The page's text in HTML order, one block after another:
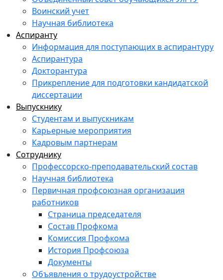
Воинский учет
Научная библиотека
Аспиранту
Информация для поступающих в аспирантуру
Аспирантура
Докторантура
Прикрепление для подготовки кандидатской
диссертации
Выпускнику
Студентам и выпускникам
Карьерные мероприятия
Кадровым партнерам
Сотруднику
Профессорско-преподавательский состав
Научная библиотека
Первичная профсоюзная организация
работников
Страница председателя
Состав Профкома
Комиссия Профкома
История Профсоюза
Документы
Объявления о трудоустройстве